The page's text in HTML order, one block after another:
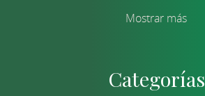
Mostrar más
Categorías